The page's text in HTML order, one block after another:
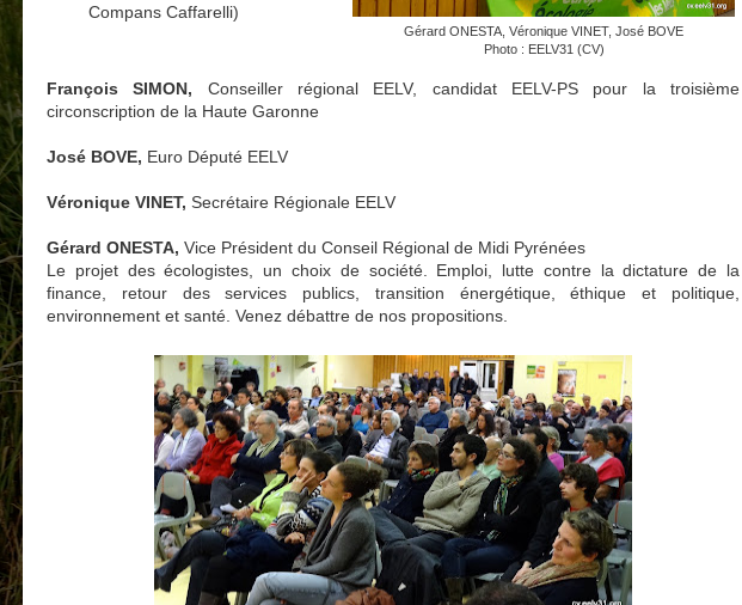
Gérard ONESTA, Véronique VINET, José BOVE
Photo : EELV31 (CV)
Compans Caffarelli)
François SIMON, Conseiller régional EELV, candidat EELV-PS pour la troisième
circonscription de la Haute Garonne
José BOVE, Euro Député EELV
Véronique VINET, Secrétaire Régionale EELV
Gérard ONESTA, Vice Président du Conseil Régional de Midi Pyrénées
Le projet des écologistes, un choix de société. Emploi, lutte contre la dictature de la
finance, retour des services publics, transition énergétique, éthique et politique,
environnement et santé. Venez débattre de nos propositions.